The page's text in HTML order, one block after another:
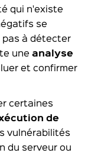
qui n'existe
se
pas à détecter
une analyse
et confirmer
certaines
de
vulnérabilités
du serveur ou